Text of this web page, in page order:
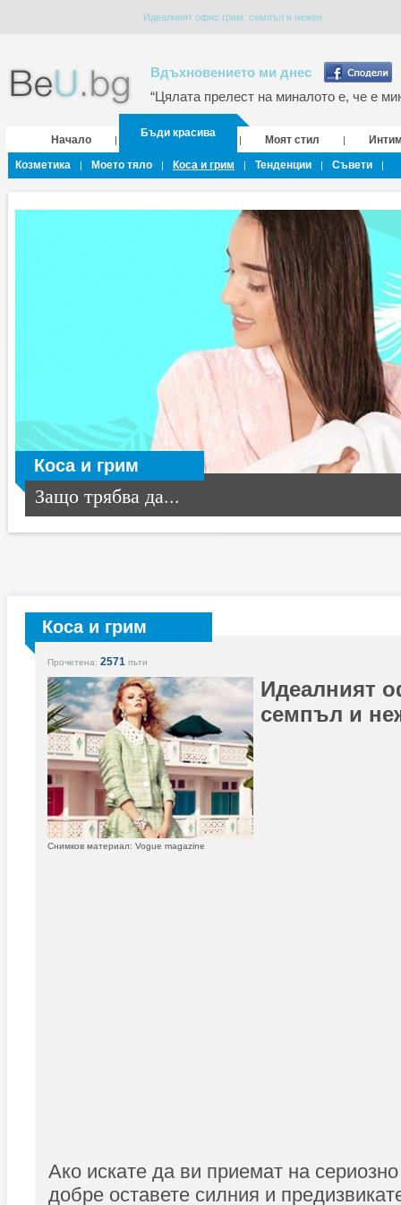
Идеалният офис грим: семпъл и нежен
Вдъхновението ми днес
“Цялата прелест на миналото е, че е
Начало |
Бъди красива
| Моят стил |
Козметика
| Моето тяло | Коса и грим | Тенденции | Съвети |
Коса и грим
Защо трябва да...
Коса и грим
Прочетена: 2571 пъти
Идеалният
семпъл и
Снимков материал: Vogue magazine
Ако искате да ви приемат на
добре оставете силния и